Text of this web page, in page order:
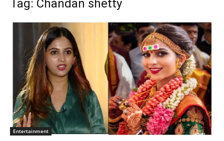
Tag: Chandan shetty
Entertainment